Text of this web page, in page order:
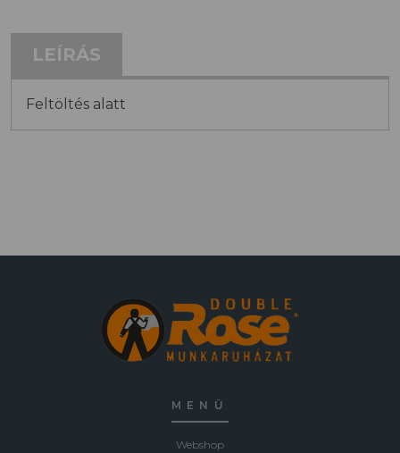
LEÍRÁS
Feltöltés alatt
MENÜ
Webshop